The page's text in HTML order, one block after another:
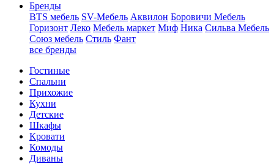
Бренды
BTS мебель SV-Мебель Аквилон Боровичи Мебель
Горизонт Леко Мебель маркет Миф Ника Сильва Мебель
Союз мебель Стиль Фант
все бренды
Гостиные
Спальни
Прихожие
Кухни
Детские
Шкафы
Кровати
Комоды
Диваны